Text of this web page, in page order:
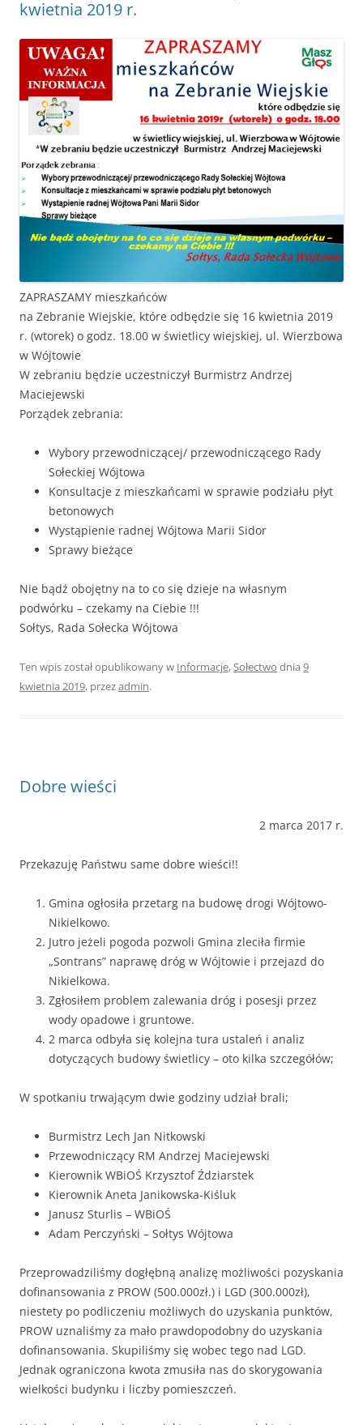
kwietnia 2019 r.
ZAPRASZAMY mieszkańców
na Zebranie Wiejskie, które odbędzie się 16 kwietnia 2019
r. (wtorek) o godz. 18.00 w świetlicy wiejskiej, ul. Wierzbowa
w Wójtowie
W zebraniu będzie uczestniczył Burmistrz Andrzej
Maciejewski
Porządek zebrania:
Wybory przewodniczącej/ przewodniczącego Rady
Sołeckiej Wójtowa
Konsultacje z mieszkańcami w sprawie podziału płyt
betonowych
Wystąpienie radnej Wójtowa Marii Sidor
Sprawy bieżące
Nie bądź obojętny na to co się dzieje na własnym
podwórku – czekamy na Ciebie !!!
Sołtys, Rada Sołecka Wójtowa
Ten wpis został opublikowany w Informacje,Sołectwo dnia 9
kwietnia 2019, przezadmin.
Dobre wieści
2 marca 2017 r.
Przekazuję Państwu same dobre wieści!!
Gmina ogłosiła przetarg na budowę drogi Wójtowo-
Nikielkowo.
Jutro jeżeli pogoda pozwoli Gmina zleciła firmie
„Sontrans” naprawę dróg w Wójtowie i przejazd do
Nikielkowa.
Zgłosiłem problem zalewania dróg i posesji przez
wody opadowe i gruntowe.
2 marca odbyła się kolejna tura ustaleń i analiz
dotyczących budowy świetlicy – oto kilka szczegółów;
W spotkaniu trwającym dwie godziny udział brali;
Burmistrz Lech Jan Nitkowski
Przewodniczący RM Andrzej Maciejewski
Kierownik WBiOŚ Krzysztof Ździarstek
Kierownik Aneta Janikowska-Kiśluk
Janusz Sturlis – WBiOŚ
Adam Perczyński – Sołtys Wójtowa
Przeprowadziliśmy dogłębną analizę możliwości pozyskania
dofinansowania z PROW (500.000zł.) i LGD (300.000zł),
niestety po podliczeniu możliwych do uzyskania punktów,
PROW uznaliśmy za mało prawdopodobny do uzyskania
dofinansowania. Skupiliśmy się wobec tego nad LGD.
Jednak ograniczona kwota zmusiła nas do skorygowania
wielkości budynku i liczby pomieszczeń.